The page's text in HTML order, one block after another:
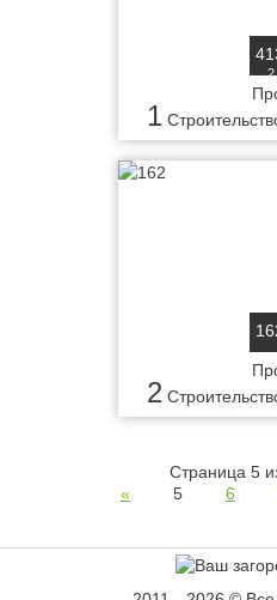
м2
1
2
Страница 5
«
5 6